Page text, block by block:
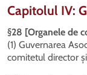
Capitolul IV:
§28 [Organele de
(1) Guvernarea
comitetul director